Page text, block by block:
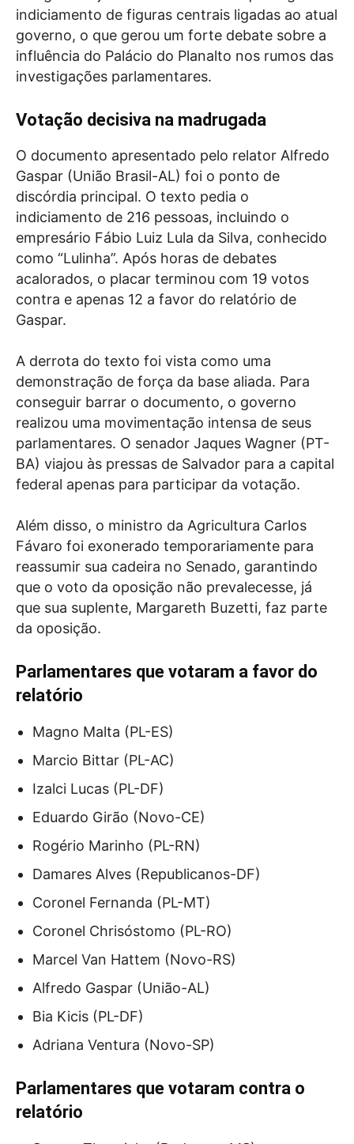
indiciamento de figuras centrais ligadas ao atual
governo, o que gerou um forte debate sobre a
influência do Palácio do Planalto nos rumos das
investigações parlamentares.
Votação decisiva na madrugada
O documento apresentado pelo relator Alfredo
Gaspar (União Brasil-AL) foi o ponto de
discórdia principal. O texto pedia o
indiciamento de 216 pessoas, incluindo o
empresário Fábio Luiz Lula da Silva, conhecido
como “Lulinha”. Após horas de debates
acalorados, o placar terminou com 19 votos
contra e apenas 12 a favor do relatório de
Gaspar.
A derrota do texto foi vista como uma
demonstração de força da base aliada. Para
conseguir barrar o documento, o governo
realizou uma movimentação intensa de seus
parlamentares. O senador Jaques Wagner (PT-
BA) viajou às pressas de Salvador para a capital
federal apenas para participar da votação.
Além disso, o ministro da Agricultura Carlos
Fávaro foi exonerado temporariamente para
reassumir sua cadeira no Senado, garantindo
que o voto da oposição não prevalecesse, já
que sua suplente, Margareth Buzetti, faz parte
da oposição.
Parlamentares que votaram a favor do
relatório
Magno Malta (PL-ES)
Marcio Bittar (PL-AC)
Izalci Lucas (PL-DF)
Eduardo Girão (Novo-CE)
Rogério Marinho (PL-RN)
Damares Alves (Republicanos-DF)
Coronel Fernanda (PL-MT)
Coronel Chrisóstomo (PL-RO)
Marcel Van Hattem (Novo-RS)
Alfredo Gaspar (União-AL)
Bia Kicis (PL-DF)
Adriana Ventura (Novo-SP)
Parlamentares que votaram contra o
relatório